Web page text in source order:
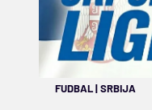
FUDBAL|SRBIJA